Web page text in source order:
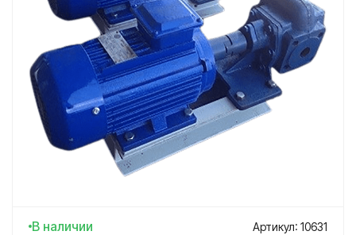
В наличии Артикул: 10631